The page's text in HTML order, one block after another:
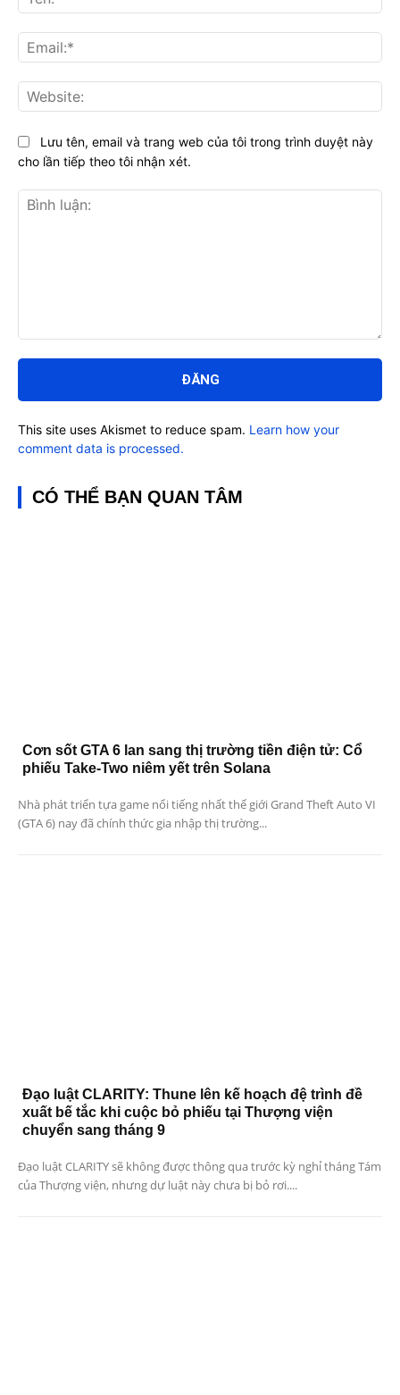
luận:
Lưu tên, email và trang web của tôi trong trình duyệt này
cho lần tiếp theo tôi nhận xét.
This site uses Akismet to reduce spam. Learn how your
comment data is processed.
CÓ THỂ BẠN QUAN TÂM
Cơn sốt GTA 6 lan sang thị trường tiền điện tử: Cổ
phiếu Take-Two niêm yết trên Solana
Nhà phát triển tựa game nổi tiếng nhất thế giới Grand Theft Auto VI
(GTA 6) nay đã chính thức gia nhập thị trường...
Đạo luật CLARITY: Thune lên kế hoạch đệ trình đề
xuất bế tắc khi cuộc bỏ phiếu tại Thượng viện
chuyển sang tháng 9
Đạo luật CLARITY sẽ không được thông qua trước kỳ nghỉ tháng Tám
của Thượng viện, nhưng dự luật này chưa bị bỏ rơi....